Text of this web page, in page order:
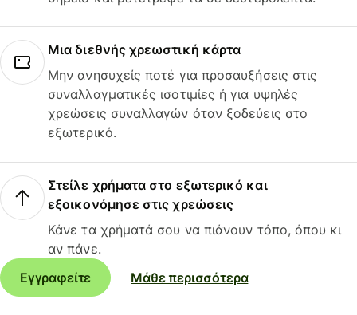
Μια διεθνής χρεωστική κάρτα
Μην ανησυχείς ποτέ για προσαυξήσεις στις
συναλλαγματικές ισοτιμίες ή για υψηλές
χρεώσεις συναλλαγών όταν ξοδεύεις στο
εξωτερικό.
Στείλε χρήματα στο εξωτερικό και
εξοικονόμησε στις χρεώσεις
Κάνε τα χρήματά σου να πιάνουν τόπο, όπου κι
αν πάνε.
Εγγραφείτε
Μάθε περισσότερα